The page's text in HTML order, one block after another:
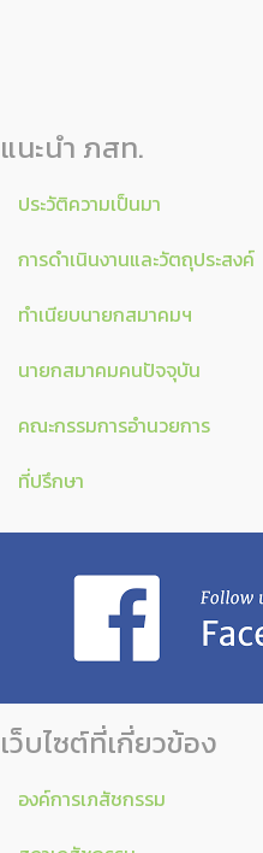
แนะนำ ภสท.
ประวัติความเป็นมา
การดำเนินงานและวัตถุประสงค์
ทำเนียบนายกสมาคมฯ
นายกสมาคมคนปัจจุบัน
คณะกรรมการอำนวยการ
ที่ปรึกษา
เว็บไซต์ที่เกี่ยวข้อง
องค์การเภสัชกรรม